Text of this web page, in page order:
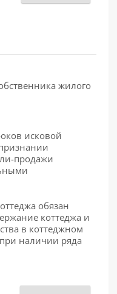
жилого
исковой
продажи
обязан
коттеджа и
в коттеджном
наличии ряда